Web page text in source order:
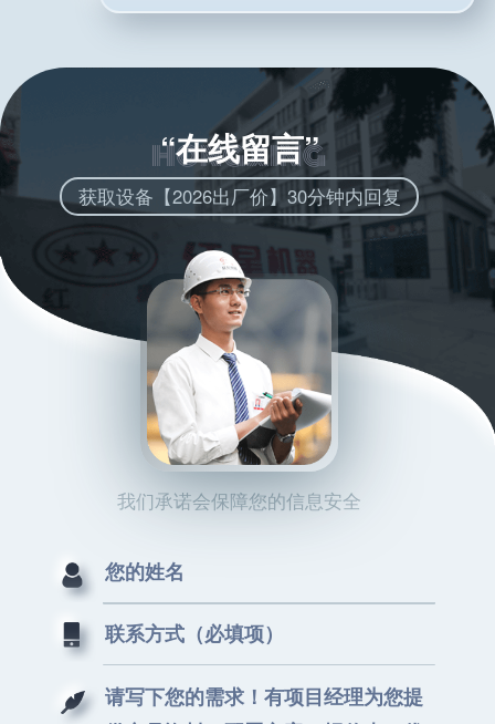
“在线留言”
获取设备【2026出厂价】30分钟内回复
我们承诺会保障您的信息安全